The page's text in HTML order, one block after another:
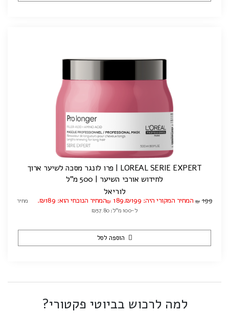
LOREAL SERIE EXPERT | פרו לונגר מסכה לשיער ארוך
לחידוש אורכי השיער | 500 מ"ל
לוריאל
₪ 199 המחיר המקורי היה: ₪199. ₪ 189 המחיר הנוכחי הוא: ₪189.
מחיר
ל-100 מ"ל: ₪37.80
הוספה לסל
למה לרכוש בביוטי פקטורי?